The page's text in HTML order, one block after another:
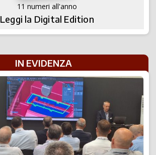
11 numeri all'anno
Leggi la Digital Edition
IN EVIDENZA